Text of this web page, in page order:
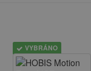
VYBRÁNO